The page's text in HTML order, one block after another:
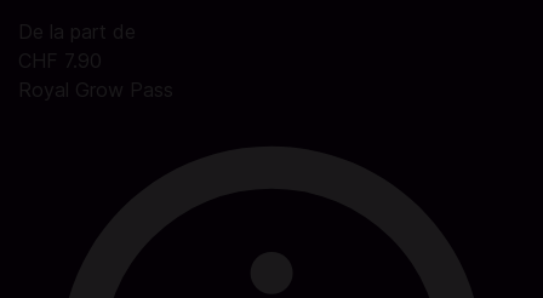
De la part de
CHF 7.90
Royal Grow Pass